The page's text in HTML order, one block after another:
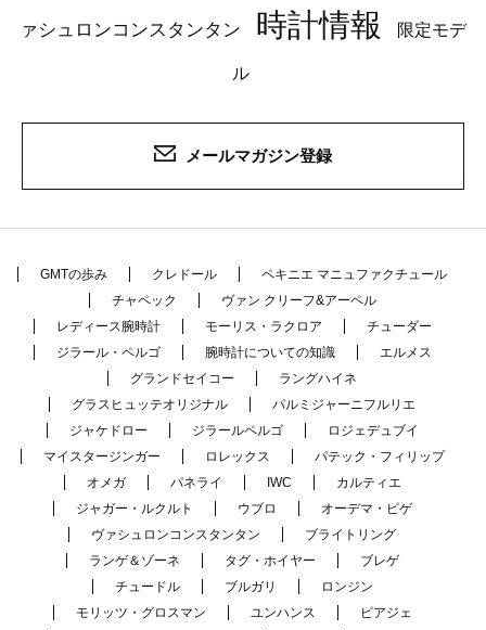
ァシュロンコンスタンタン 時計情報 限定モデ
ル
メールマガジン登録
GMTの歩み クレドール
ペキニエ マニュファクチュール
チャペック
ヴァン クリーフ&アーペル
レディース腕時計
モーリス・ラクロア
チューダー
ジラール・ペルゴ
腕時計についての知識
エルメス
グランドセイコー
ラングハイネ
グラスヒュッテオリジナル
パルミジャーニフルリエ
ジャケドロー
ジラールペルゴ
ロジェデュブイ
マイスタージンガー
ロレックス
パテック・フィリップ
オメガ
パネライ IWC
カルティエ
ジャガー・ルクルト
ウブロ
オーデマ・ピゲ
ヴァシュロンコンスタンタン
ブライトリング
ランゲ＆ゾーネ
タグ・ホイヤー
ブレゲ
チュードル
ブルガリ
ロンジン
モリッツ・グロスマン
ユンハンス
ピアジェ